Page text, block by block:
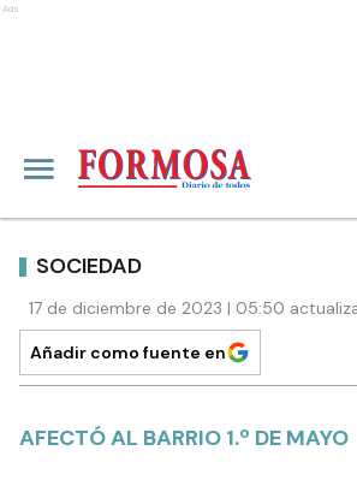
Ads
SOCIEDAD
17 de diciembre de 2023 | 05:50
Añadir como fuente en
AFECTÓ AL BARRIO 1.º DE MAYO